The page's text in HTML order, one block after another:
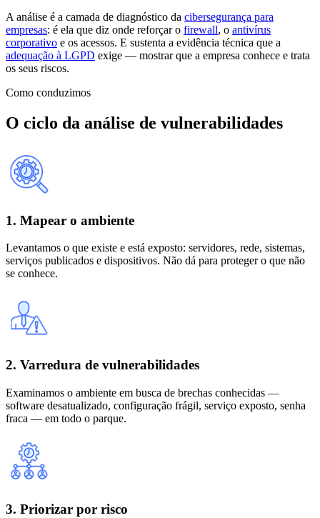
A análise é a camada de diagnóstico da cibersegurança para
empresas: é ela que diz onde reforçar o firewall, o antivírus
corporativo e os acessos. E sustenta a evidência técnica que a
adequação à LGPD exige — mostrar que a empresa conhece e trata
os seus riscos.
Como conduzimos
O ciclo da análise de vulnerabilidades
1. Mapear o ambiente
Levantamos o que existe e está exposto: servidores, rede, sistemas,
serviços publicados e dispositivos. Não dá para proteger o que não
se conhece.
2. Varredura de vulnerabilidades
Examinamos o ambiente em busca de brechas conhecidas —
software desatualizado, configuração frágil, serviço exposto, senha
fraca — em todo o parque.
3. Priorizar por risco